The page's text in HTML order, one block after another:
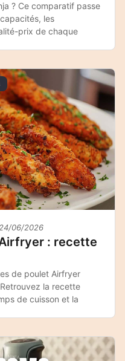
? Ce comparatif passe
les
prix de chaque
24/06/2026
: recette
de poulet Airfryer
la recette
de cuisson et la